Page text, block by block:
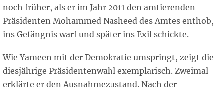
noch früher, als er im Jahr 2011 den amtierenden
Präsidenten Mohammed Nasheed des Amtes enthob,
ins Gefängnis warf und später ins Exil schickte.
Wie Yameen mit der Demokratie umspringt, zeigt die
diesjährige Präsidentenwahl exemplarisch. Zweimal
erklärte er den Ausnahmezustand. Nach der